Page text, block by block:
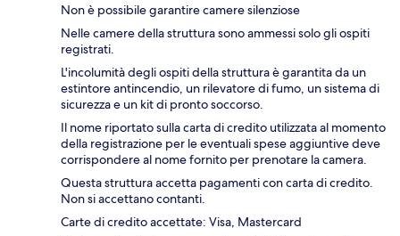
Non è possibile garantire camere silenziose
Nelle camere della struttura sono ammessi solo gli ospiti
registrati.
L'incolumità degli ospiti della struttura è garantita da un
estintore antincendio, un rilevatore di fumo, un sistema di
sicurezza e un kit di pronto soccorso.
Il nome riportato sulla carta di credito utilizzata al momento
della registrazione per le eventuali spese aggiuntive deve
corrispondere al nome fornito per prenotare la camera.
Questa struttura accetta pagamenti con carta di credito.
Non si accettano contanti.
Carte di credito accettate: Visa, Mastercard